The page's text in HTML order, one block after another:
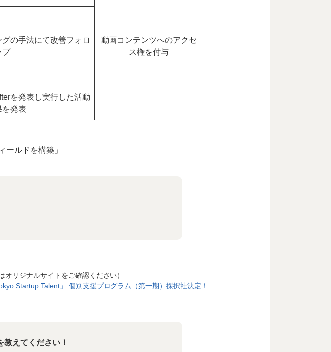
動画コンテンツへのアクセ
ス権を付与
の手法にて改善フォロ
プ
を発表し実行した活動
を発表
ルドを構築」
リジナルサイトをご確認ください）
Startup Talent」 個別支援プログラム（第一期）採択社決定！
教えてください！